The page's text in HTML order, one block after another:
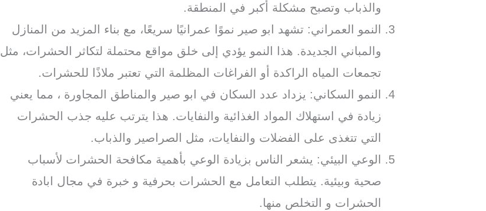
والذباب وتصبح مشكلة أكبر في المنطقة.
النمو العمراني: تشهد ابو صير نموًا عمرانيًا سريعًا، مع بناء المزيد من المنازل
والمباني الجديدة. هذا النمو يؤدي إلى خلق مواقع محتملة لتكاثر الحشرات، مثل
تجمعات المياه الراكدة أو الفراغات المظلمة التي تعتبر ملاذًا للحشرات.
النمو السكاني: يزداد عدد السكان في ابو صير والمناطق المجاورة ، مما يعني
زيادة في استهلاك المواد الغذائية والنفايات. هذا يترتب عليه جذب الحشرات
التي تتغذى على الفضلات والنفايات، مثل الصراصير والذباب.
الوعي البيئي: يشعر الناس بزيادة الوعي بأهمية مكافحة الحشرات لأسباب
صحية وبيئية. يتطلب التعامل مع الحشرات بحرفية و خبرة في مجال ابادة
الحشرات و التخلص منها.